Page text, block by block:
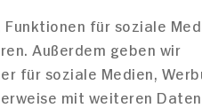
für soziale
Außerdem geben wir
für soziale Medien,
mit weiteren Daten
104g
96g